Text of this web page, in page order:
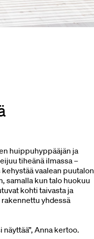
huippuhyppääjän ja
tiheänä ilmassa –
vaalean puutalon
samalla kun talo huokuu
kohti taivasta ja
yhdessä
Anna kertoo.